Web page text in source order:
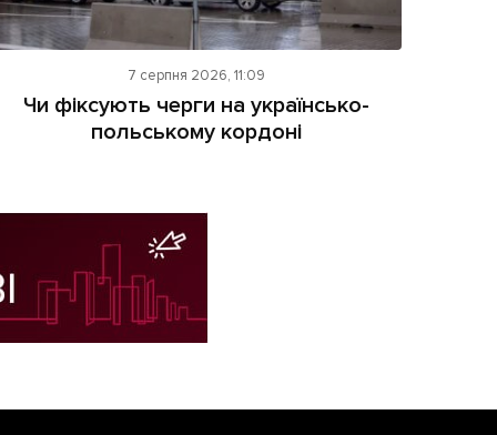
7 серпня 2026, 11:09
Чи фіксують черги на українсько-
польському кордоні